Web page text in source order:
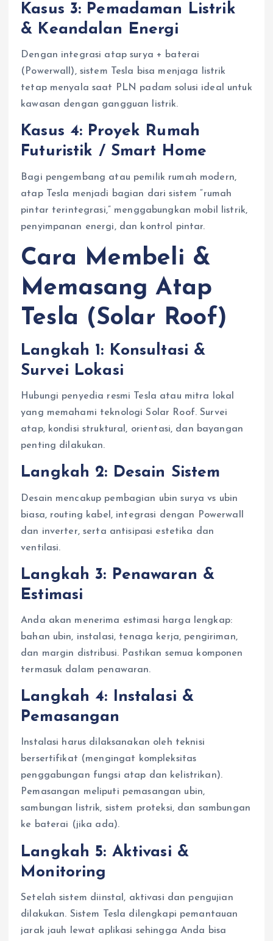
Kasus 3: Pemadaman Listrik
& Keandalan Energi
Dengan integrasi atap surya + baterai
(Powerwall), sistem Tesla bisa menjaga listrik
tetap menyala saat PLN padam solusi ideal untuk
kawasan dengan gangguan listrik.
Kasus 4: Proyek Rumah
Futuristik / Smart Home
Bagi pengembang atau pemilik rumah modern,
atap Tesla menjadi bagian dari sistem “rumah
pintar terintegrasi,” menggabungkan mobil listrik,
penyimpanan energi, dan kontrol pintar.
Cara Membeli &
Memasang Atap
Tesla (Solar Roof)
Langkah 1: Konsultasi &
Survei Lokasi
Hubungi penyedia resmi Tesla atau mitra lokal
yang memahami teknologi Solar Roof. Survei
atap, kondisi struktural, orientasi, dan bayangan
penting dilakukan.
Langkah 2: Desain Sistem
Desain mencakup pembagian ubin surya vs ubin
biasa, routing kabel, integrasi dengan Powerwall
dan inverter, serta antisipasi estetika dan
ventilasi.
Langkah 3: Penawaran &
Estimasi
Anda akan menerima estimasi harga lengkap:
bahan ubin, instalasi, tenaga kerja, pengiriman,
dan margin distribusi. Pastikan semua komponen
termasuk dalam penawaran.
Langkah 4: Instalasi &
Pemasangan
Instalasi harus dilaksanakan oleh teknisi
bersertifikat (mengingat kompleksitas
penggabungan fungsi atap dan kelistrikan).
Pemasangan meliputi pemasangan ubin,
sambungan listrik, sistem proteksi, dan sambungan
ke baterai (jika ada).
Langkah 5: Aktivasi &
Monitoring
Setelah sistem diinstal, aktivasi dan pengujian
dilakukan. Sistem Tesla dilengkapi pemantauan
jarak jauh lewat aplikasi sehingga Anda bisa